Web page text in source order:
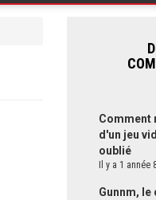
Comment
d'un jeu
oublié
Il y a 1 année
Gunnm, le